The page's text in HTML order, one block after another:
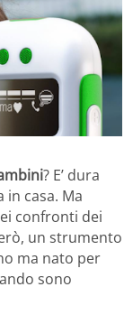
? E’ dura
in casa. Ma
confronti dei
un strumento
ma nato per
sono